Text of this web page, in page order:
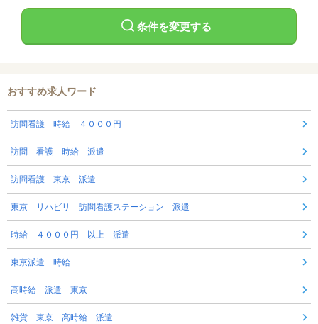
条件を変更する
おすすめ求人ワード
訪問看護 時給 ４０００円
訪問 看護 時給 派遣
訪問看護 東京 派遣
東京 リハビリ 訪問看護ステーション 派遣
時給 ４０００円 以上 派遣
東京派遣 時給
高時給 派遣 東京
雑貨 東京 高時給 派遣